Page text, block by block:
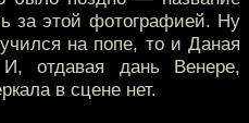
за этой фотографией. Ну
на попе, то и Даная
отдавая дань Венере,
в сцене нет.